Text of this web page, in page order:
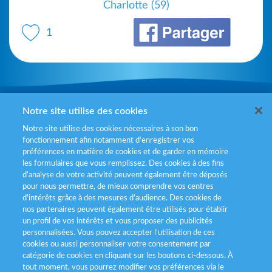
1
Charlotte (59)
Mentions légales
Politiques de gestion des cookies
Politique données personnelles
Services consommateurs
Déclaration d’accessibilité
Notre site utilise des cookies
Notre site utilise des cookies nécessaires à son bon
fonctionnement afin notamment d’enregistrer vos
préférences en matière de cookies et de garder en mémoire
les formulaires que vous remplissez. Des cookies à des fins
d’analyse de votre activité peuvent également être déposés
pour nous permettre, de mieux comprendre vos centres
d'intérêts grâce à des mesures d’audience. Des cookies de
nos partenaires peuvent également être utilisés pour établir
un profil de vos intérêts et vous proposer des publicités
personnalisées. Vous pouvez accepter l’utilisation de ces
cookies ou aussi personnaliser votre consentement par
catégorie de cookies en cliquant sur les boutons ci-dessous. À
tout moment, vous pourrez modifier vos préférences via le